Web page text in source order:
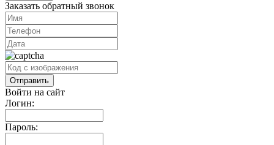
Заказать обратный звонок
Войти на сайт
Логин:
Пароль: